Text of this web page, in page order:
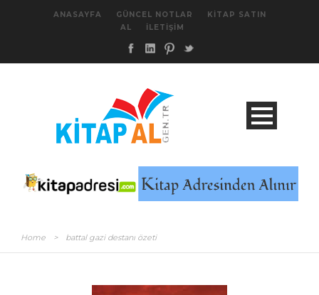
ANASAYFA GÜNCEL NOTLAR
KITAP SATIN
AL
İLETIŞIM
Home > battal gazi destanı özeti